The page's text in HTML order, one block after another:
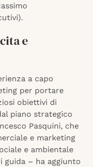
e
a capo
per portare
obiettivi di
piano strategico
Pasquini, che
e marketing
e ambientale
guida – ha aggiunto